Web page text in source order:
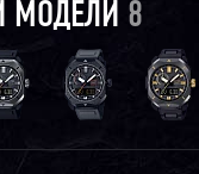
МОДЕЛИ 8